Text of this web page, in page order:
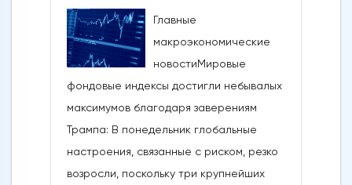
Главные
макроэкономические
новостиМировые
фондовые индексы достигли небывалых
максимумов благодаря заверениям
Трампа: В понедельник глобальные
настроения, связанные с риском, резко
возросли, поскольку три крупнейших